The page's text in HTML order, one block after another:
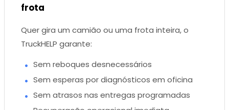
frota
Quer gira um camião ou uma frota inteira, o
TruckHELP garante:
Sem reboques desnecessários
Sem esperas por diagnósticos em oficina
Sem atrasos nas entregas programadas